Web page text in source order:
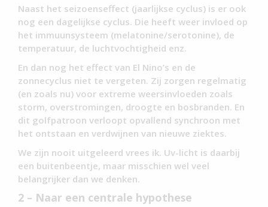
Naast het seizoenseffect (jaarlijkse cyclus) is er ook
nog een dagelijkse cyclus. Die heeft weer invloed op
het immuunsysteem (melatonine/serotonine), de
temperatuur, de luchtvochtigheid enz.
En dan nog het effect van El Nino’s en de
zonnecyclus niet te vergeten. Zij zorgen regelmatig
(en zoals nu) voor extreme weersinvloeden zoals
storm, overstromingen, droogte en bosbranden. En
dit golfpatroon verloopt opvallend synchroon met
het ontstaan en verdwijnen van nieuwe ziektes.
We zijn nooit uitgeleerd vrees ik. Uv-licht is daarbij
een buitenbeentje, maar misschien wel veel
belangrijker dan we denken.
2 – Naar een centrale hypothese